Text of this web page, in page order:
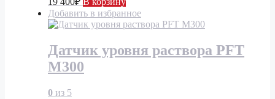
Добавить в избранное
Датчик уровня раствора PFT
М300
0 из 5